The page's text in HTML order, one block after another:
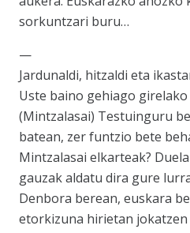
sorkuntzari buru…
—
Jardunaldi, hitzaldi eta
Uste baino gehiago
(Mintzalasai) Testuinguru
batean, zer funtzio bete
Mintzalasai elkarteak?
gauzak aldatu dira gure
Denbora berean, euskara
etorkizuna hirietan jokatzen